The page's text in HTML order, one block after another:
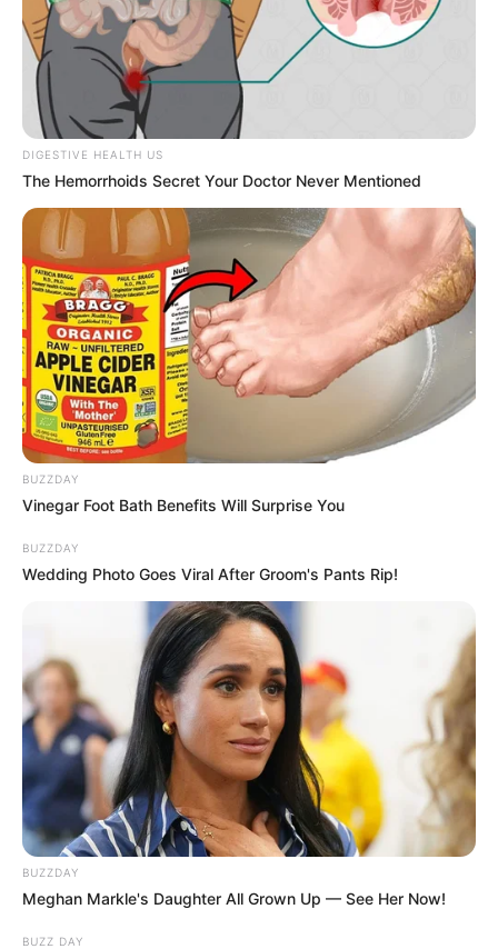
DIGESTIVE HEALTH US
The Hemorrhoids Secret Your Doctor Never Mentioned
BUZZDAY
Vinegar Foot Bath Benefits Will Surprise You
BUZZDAY
Wedding Photo Goes Viral After Groom's Pants Rip!
BUZZDAY
Meghan Markle's Daughter All Grown Up — See Her Now!
BUZZ DAY